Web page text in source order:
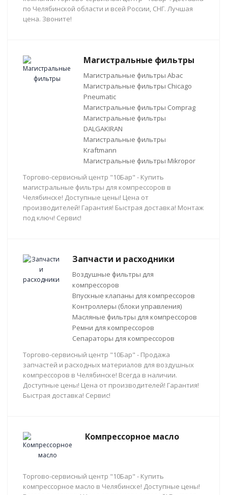
по Челябинской области и всей России, СНГ. Лучшая
цена. Звоните!
Магистральные фильтры
Магистральные фильтры Abac
Магистральные фильтры Chicago
Pneumatic
Магистральные фильтры Comprag
Магистральные фильтры
DALGAKIRAN
Магистральные фильтры
Kraftmann
Магистральные фильтры Mikropor
Торгово-сервисный центр "10Бар" - Купить
магистральные фильтры для компрессоров в
Челябинске! Доступные цены! Цена от
производителей! Гарантия! Быстрая доставка! Монтаж
под ключ! Сервис!
Запчасти и расходники
Воздушные фильтры для
компрессоров
Впускные клапаны для компрессоров
Контроллеры (блоки управления)
Масляные фильтры для компрессоров
Ремни для компрессоров
Сепараторы для компрессоров
Торгово-сервисный центр "10Бар" - Продажа
запчастей и расходных материалов для воздушных
компрессоров в Челябинске! Всегда в наличии.
Доступные цены! Цена от производителей! Гарантия!
Быстрая доставка! Сервис!
Компрессорное масло
Торгово-сервисный центр "10Бар" - Купить
компрессорное масло в Челябинске! Доступные цены!